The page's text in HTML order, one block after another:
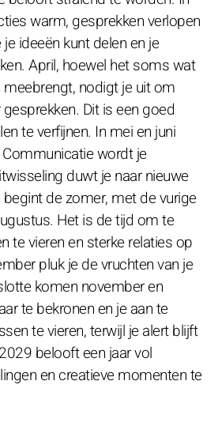
warm, gesprekken verlopen
ideeën kunt delen en je
April, hoewel het soms wat
nodigt je uit om
Dit is een goed
te verfijnen. In mei en juni
wordt je
duwt je naar nieuwe
de zomer, met de vurige
Het is de tijd om te
te vieren en sterke relaties op
pluk je de vruchten van je
komen november en
te bekronen en je aan te
te vieren, terwijl je alert blijft
belooft een jaar vol
en creatieve momenten te